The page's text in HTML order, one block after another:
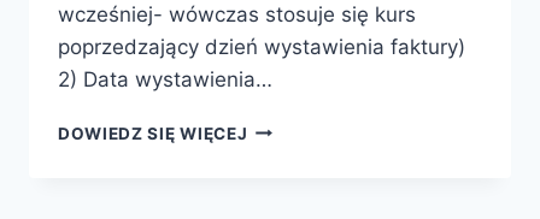
wcześniej- wówczas stosuje się kurs
poprzedzający dzień wystawienia faktury)
2) Data wystawienia…
DOWIEDZ SIĘ WIĘCEJ ZASADY